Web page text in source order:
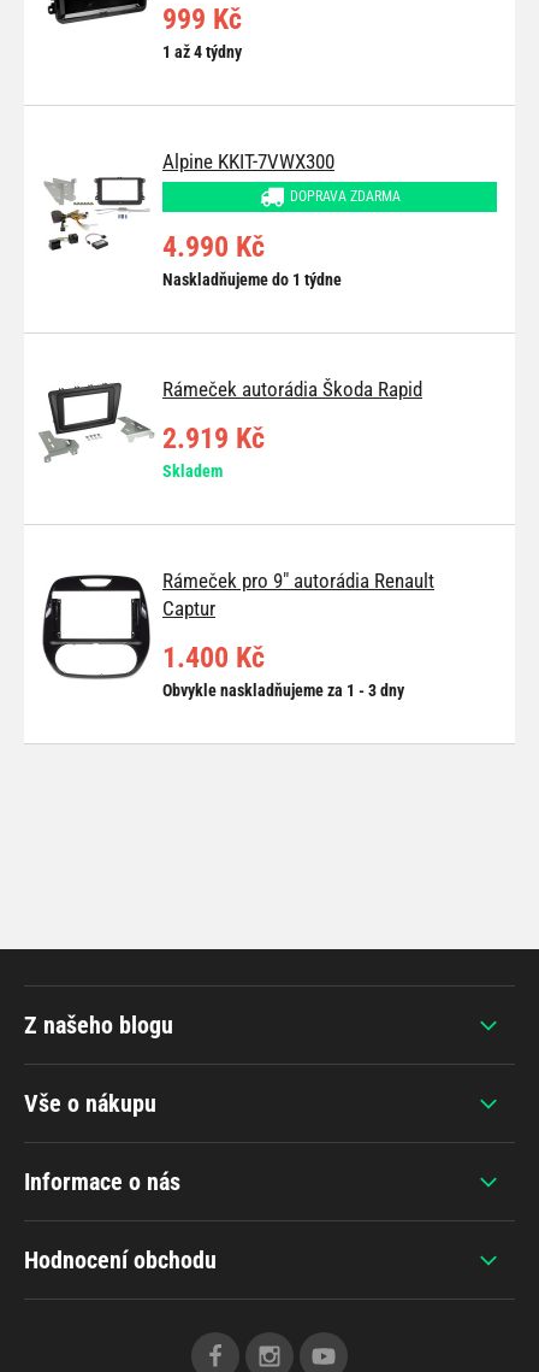
999 Kč
1 až 4 týdny
Alpine KKIT-7VWX300
DOPRAVA ZDARMA
4.990 Kč
Naskladňujeme do 1 týdne
Rámeček autorádia Škoda Rapid
2.919 Kč
Skladem
Rámeček pro 9" autorádia Renault
Captur
1.400 Kč
Obvykle naskladňujeme za 1 - 3 dny
Vše o nákupu
Informace o nás
Hodnocení obchodu
Z našeho blogu